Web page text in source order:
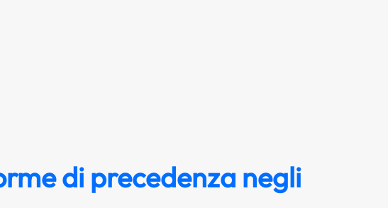
di precedenza negli